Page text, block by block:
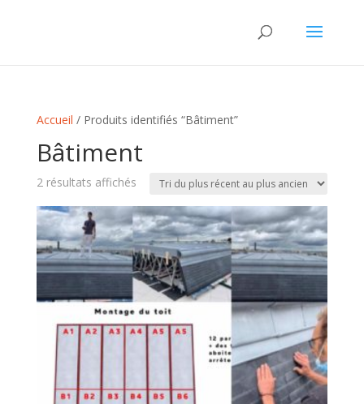
Accueil / Produits identifiés “Bâtiment”
Bâtiment
2 résultats affichésTrié
plus
récent
au
plus
ancien